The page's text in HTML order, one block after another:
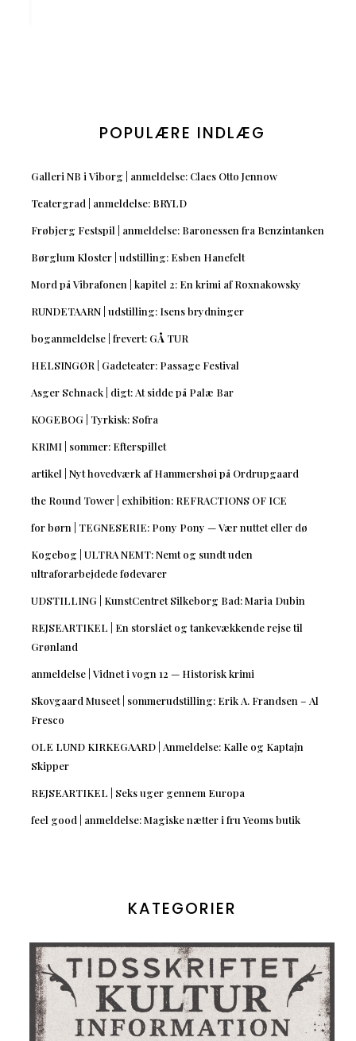
POPULÆRE INDLÆG
Galleri NB i Viborg | anmeldelse: Claes Otto Jennow
Teatergrad | anmeldelse: BRYLD
Frøbjerg Festspil | anmeldelse: Baronessen fra Benzintanken
Børglum Kloster | udstilling: Esben Hanefelt
Mord på Vibrafonen | kapitel 2: En krimi af Roxnakowsky
RUNDETAARN | udstilling: Isens brydninger
boganmeldelse | frevert: GÅ TUR
HELSINGØR | Gadeteater: Passage Festival
Asger Schnack | digt: At sidde på Palæ Bar
KOGEBOG | Tyrkisk: Sofra
KRIMI | sommer: Efterspillet
artikel | Nyt hovedværk af Hammershøi på Ordrupgaard
the Round Tower | exhibition: REFRACTIONS OF ICE
for børn | TEGNESERIE: Pony Pony — Vær nuttet eller dø
Kogebog | ULTRA NEMT: Nemt og sundt uden
ultraforarbejdede fødevarer
UDSTILLING | KunstCentret Silkeborg Bad: Maria Dubin
REJSEARTIKEL | En storslået og tankevækkende rejse til
Grønland
anmeldelse | Vidnet i vogn 12 — Historisk krimi
Skovgaard Museet | sommerudstilling: Erik A. Frandsen – Al
Fresco
OLE LUND KIRKEGAARD | Anmeldelse: Kalle og Kaptajn
Skipper
REJSEARTIKEL | Seks uger gennem Europa
feel good | anmeldelse: Magiske nætter i fru Yeoms butik
KATEGORIER